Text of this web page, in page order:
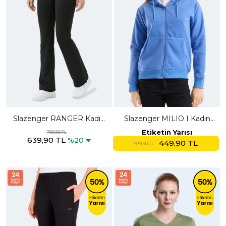
Slazenger RANGER Kadın
Siyah Tayt
799,90 TL
639,90 TL %20
Slazenger MILIO I Kadın
Fermuarlı Kapüşonlu Cepli
Indigo Sweatshırt
Etiketin Yarısı
939,90 TL 449,90 TL